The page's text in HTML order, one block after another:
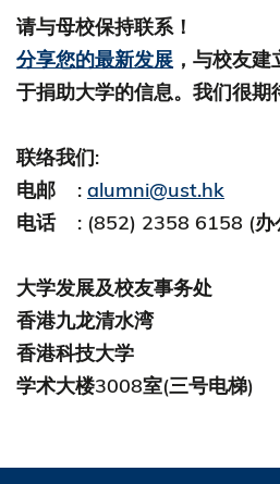
请与母校保持联系！
分享您的最新发展 ，与校友
于捐助大学的信息。我们很
联络我们:
电邮 : alumni@ust.hk
电话 : (852) 2358 6158 (
大学发展及校友事务处
香港九龙清水湾
香港科技大学
学术大楼3008室(三号电梯)